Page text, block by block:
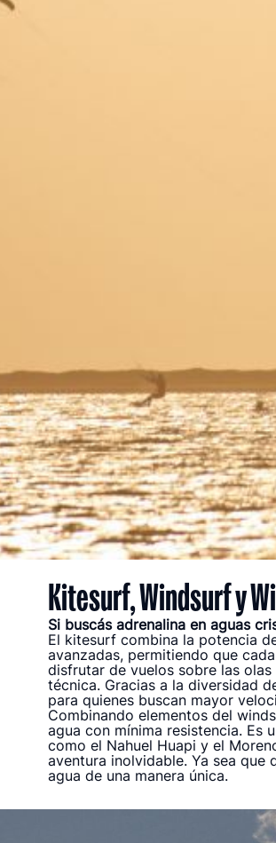
Kitesurf, Windsurf y
Si buscás adrenalina en aguas
El kitesurf combina la potencia
avanzadas, permitiendo que
disfrutar de vuelos sobre las
técnica. Gracias a la diversidad
para quienes buscan mayor
Combinando elementos del
agua con mínima resistencia. Es
como el Nahuel Huapi y el
aventura inolvidable. Ya sea
agua de una manera única.